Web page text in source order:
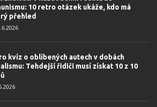
10 retro otázek ukáže, kdo má
přehled
kvíz o oblíbených autech v dobách
Tehdejší řidiči musí získat 10 z 10